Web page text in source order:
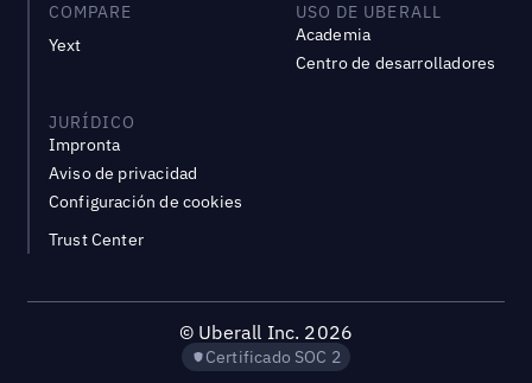
COMPARE
Yext
USO DE UBERALL
Academia
Centro de desarrolladores
JURÍDICO
Impronta
Aviso de privacidad
Configuración de cookies
Trust Center
© Uberall Inc. 2026
Certificado SOC 2